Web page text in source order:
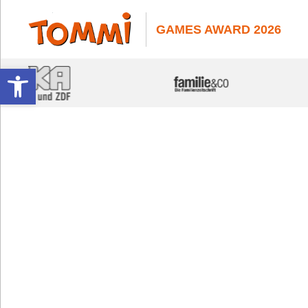
Werkzeugleiste öffnen
GAMES AWARD 2026